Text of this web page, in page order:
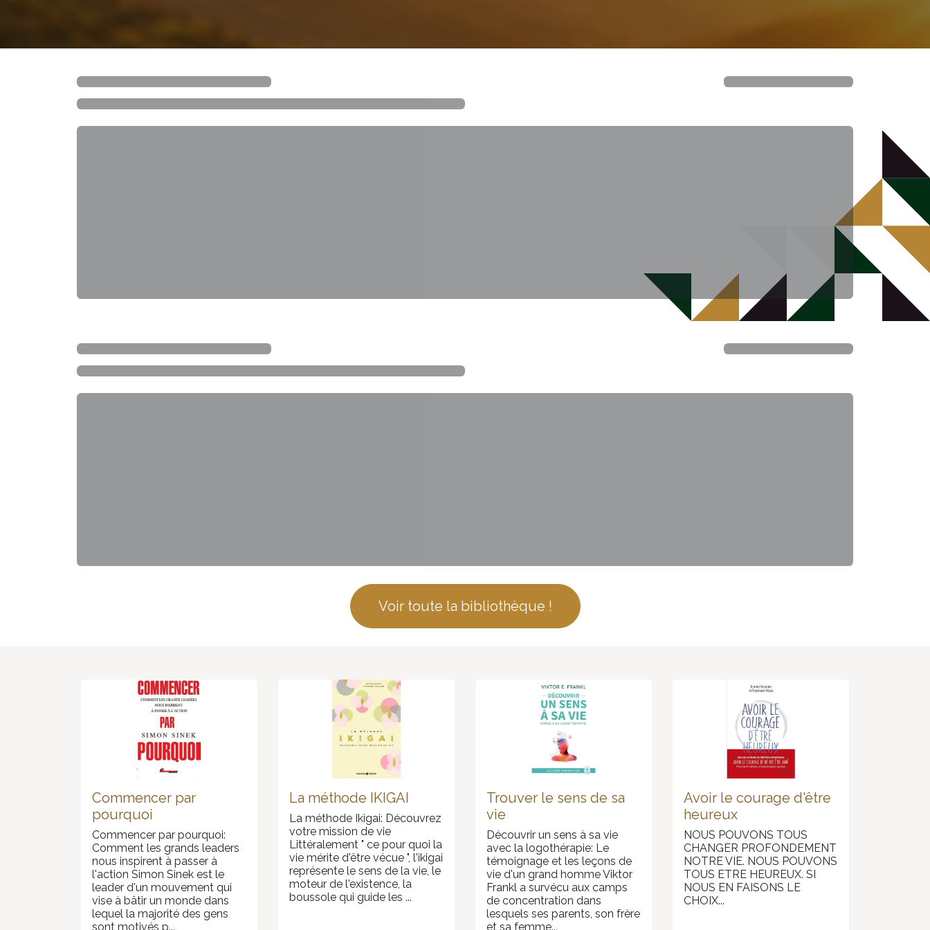
Voir toute la bibliothèque !
Commencer par
pourquoi
Commencer par pourquoi:
Comment les grands leaders
nous inspirent à passer à
l'action Simon Sinek est le
leader d'un mouvement qui
vise à bâtir un monde dans
lequel la majorité des gens
sont motivés p...
La méthode IKIGAI
La méthode Ikigai: Découvrez
votre mission de vie
Littéralement " ce pour quoi la
vie mérite d'être vécue ", l'ikigai
représente le sens de la vie, le
moteur de l'existence, la
boussole qui guide les ...
Trouver le sens de sa
vie
Découvrir un sens à sa vie
avec la logothérapie: Le
témoignage et les leçons de
vie d'un grand homme Viktor
Frankl a survécu aux camps
de concentration dans
lesquels ses parents, son frère
et sa femme...
Avoir le courage d'être
heureux
NOUS POUVONS TOUS
CHANGER PROFONDEMENT
NOTRE VIE. NOUS POUVONS
TOUS ETRE HEUREUX. SI
NOUS EN FAISONS LE
CHOIX...